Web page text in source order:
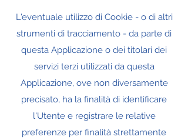
L'eventuale utilizzo di Cookie - o di altri
strumenti di tracciamento - da parte di
questa Applicazione o dei titolari dei
servizi terzi utilizzati da questa
Applicazione, ove non diversamente
precisato, ha la finalità di identificare
l'Utente e registrare le relative
preferenze per finalità strettamente